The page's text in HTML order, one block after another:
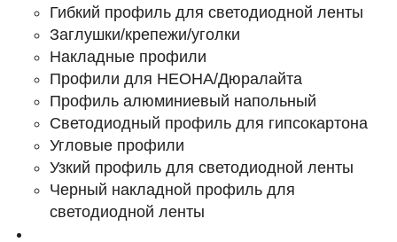
Гибкий профиль для светодиодной ленты
Заглушки/крепежи/уголки
Накладные профили
Профили для НЕОНА/Дюралайта
Профиль алюминиевый напольный
Светодиодный профиль для гипсокартона
Угловые профили
Узкий профиль для светодиодной ленты
Черный накладной профиль для
светодиодной ленты